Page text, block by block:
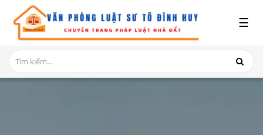
GIỚI
THIỆU
DỊCH
☰